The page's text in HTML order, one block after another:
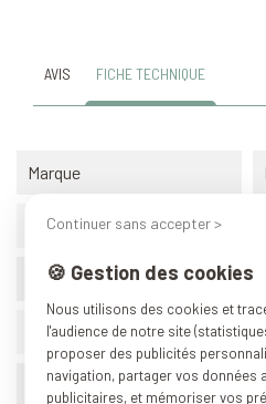
AVIS FICHE TECHNIQUE
Marque
Référence
BPA
Origine
Poids (conditionnement)
Continuer sans accepter >
🍪 Gestion des cookies
Nous utilisons des cookies et
l'audience de notre site
proposer des publicités
navigation, partager vos données
publicitaires, et mémoriser vos